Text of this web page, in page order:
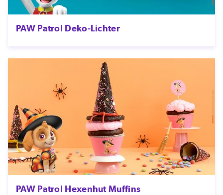
PAW Patrol Deko-Lichter
PAW Patrol Hexenhut Muffins